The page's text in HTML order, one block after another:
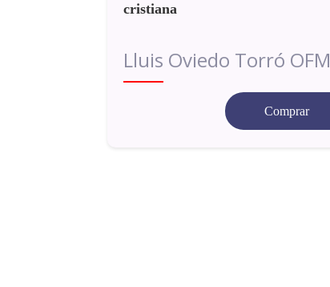
cristiana
Lluis Oviedo Torró OFM
Comprar